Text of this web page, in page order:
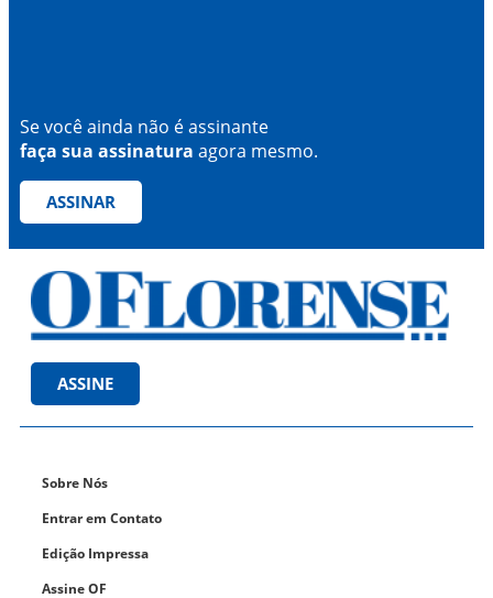
Se você ainda não é assinante
faça sua assinatura agora mesmo.
ASSINAR
ASSINE
Sobre Nós
Entrar em Contato
Edição Impressa
Assine OF